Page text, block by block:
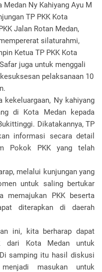
Medan Ny Kahiyang Ayu M
TP PKK Kota
Jalan Rotan Medan,
silaturahmi,
Ketua TP PKK Kota
juga untuk menggali
pelaksanaan 10
kekeluargaan, Ny kahiyang
di Kota Medan kepada
Dikatakannya, TP
informasi secara detail
Pokok PKK yang telah
melalui kunjungan yang
untuk saling bertukar
memajukan PKK beserta
diterapkan di daerah
ini, kita berharap dapat
dari Kota Medan untuk
samping itu hasil diskusi
masukan untuk